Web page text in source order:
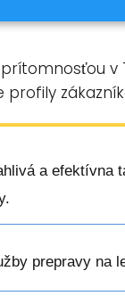
prítomnosťou
a efektívna
prepravy na